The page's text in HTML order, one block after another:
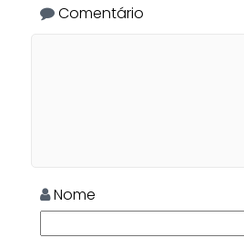
Comentário
Nome